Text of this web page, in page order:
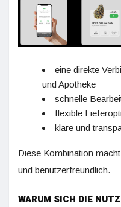
eine direkte
und Apotheke
schnelle
flexible
klare und
Diese Kombination
und benutzerfreundlich.
WARUM SICH DIE